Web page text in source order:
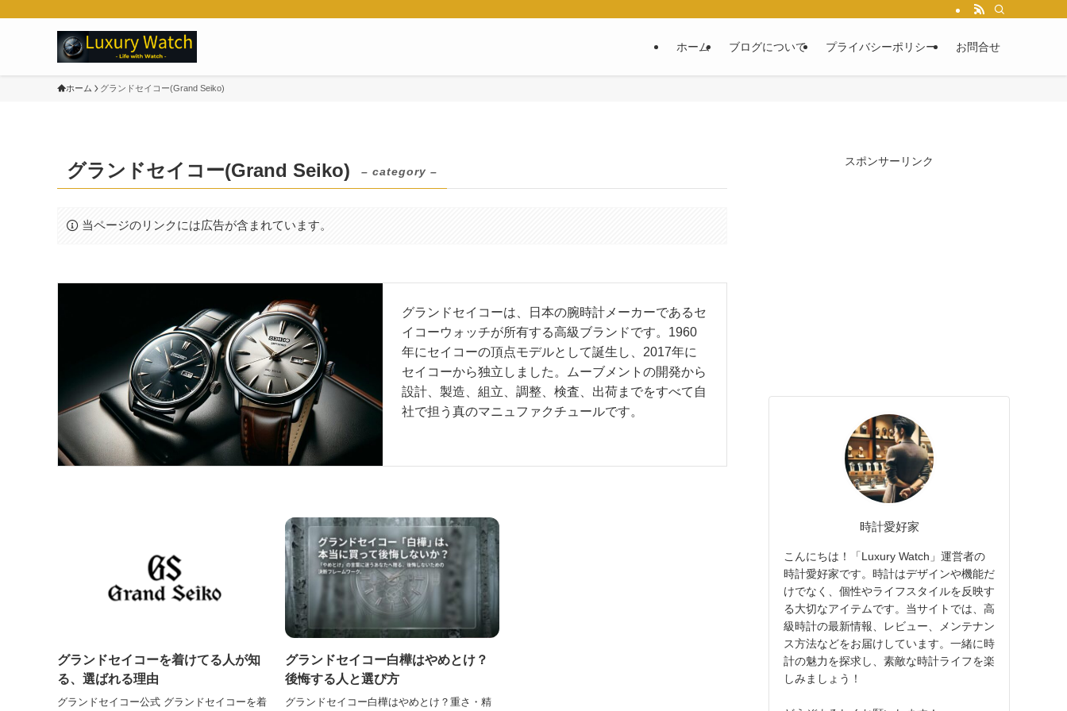
ホーム ブログについて プライバシーポリシー お問合せ
ホーム グランドセイコー(Grand Seiko)
グランドセイコー(Grand Seiko) – category –
当ページのリンクには広告が含まれています。
グランドセイコーは、日本の腕時計メーカーであるセ
イコーウォッチが所有する高級ブランドです。1960
年にセイコーの頂点モデルとして誕生し、2017年に
セイコーから独立しました。ムーブメントの開発から
設計、製造、組立、調整、検査、出荷までをすべて自
社で担う真のマニュファクチュールです。
グランドセイコーを着けてる人が知
る、選ばれる理由
グランドセイコー公式 グランドセイコーを着
グランドセイコー白樺はやめとけ？
後悔する人と選び方
グランドセイコー白樺はやめとけ？重さ・精
スポンサーリンク
時計愛好家
こんにちは！「Luxury Watch」運営者の
時計愛好家です。時計はデザインや機能だ
けでなく、個性やライフスタイルを反映す
る大切なアイテムです。当サイトでは、高
級時計の最新情報、レビュー、メンテナン
ス方法などをお届けしています。一緒に時
計の魅力を探求し、素敵な時計ライフを楽
しみましょう！